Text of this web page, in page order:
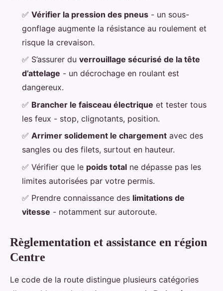
✅ Vérifier la pression des pneus - un sous-
gonflage augmente la résistance au roulement et
risque la crevaison.
✅ S’assurer du verrouillage sécurisé de la tête
d’attelage - un décrochage en roulant est
dangereux.
✅ Brancher le faisceau électrique et tester tous
les feux - stop, clignotants, position.
✅ Arrimer solidement le chargement avec des
sangles ou des filets, surtout en hauteur.
✅ Vérifier que le poids total ne dépasse pas les
limites autorisées par votre permis.
✅ Prendre connaissance des limitations de
vitesse - notamment sur autoroute.
Règlementation et assistance en région
Centre
Le code de la route distingue plusieurs catégories